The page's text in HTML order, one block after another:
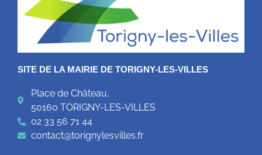
SITE DE LA MAIRIE DE TORIGNY-LES-VILLES
Place de Château,
50160 TORIGNY-LES-VILLES
02 33 56 71 44
contact@torignylesvilles.fr